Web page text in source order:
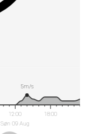
12:00
Søn 09 Aug
18:00
5m/s